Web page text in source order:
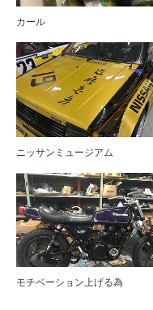
カール
ニッサンミュージアム
モチベーション上げる為